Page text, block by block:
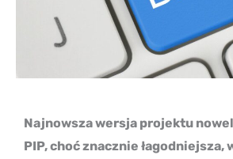
Najnowsza wersja projektu
PIP, choć znacznie łagodniejsza,